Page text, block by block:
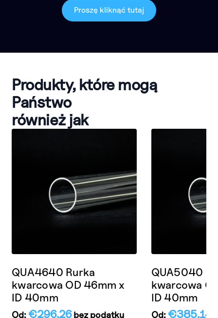
Proszę kliknąć tutaj
Produkty, które mogą
Państwo
również jak
QUA4640 Rurka
kwarcowa OD 46mm x
ID 40mm
Od: €296.26bez podatku
QUA5040
kwarcowa
ID 40mm
Od: €385.14